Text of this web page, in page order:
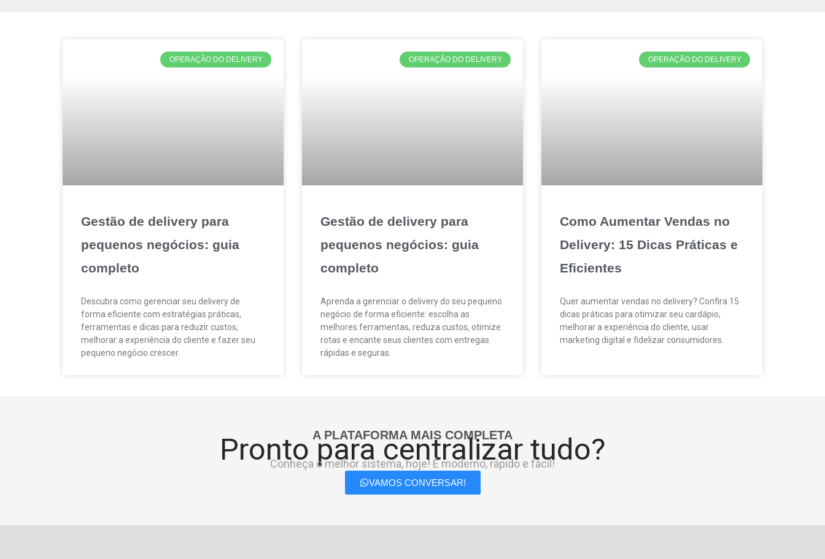
OPERAÇÃO DO DELIVERY
Gestão de delivery para
pequenos negócios: guia
completo
Descubra como gerenciar seu delivery de
forma eficiente com estratégias práticas,
ferramentas e dicas para reduzir custos,
melhorar a experiência do cliente e fazer seu
pequeno negócio crescer.
OPERAÇÃO DO DELIVERY
Gestão de delivery para
pequenos negócios: guia
completo
Aprenda a gerenciar o delivery do seu pequeno
negócio de forma eficiente: escolha as
melhores ferramentas, reduza custos, otimize
rotas e encante seus clientes com entregas
rápidas e seguras.
OPERAÇÃO DO DELIVERY
Como Aumentar Vendas no
Delivery: 15 Dicas Práticas e
Eficientes
Quer aumentar vendas no delivery? Confira 15
dicas práticas para otimizar seu cardápio,
melhorar a experiência do cliente, usar
marketing digital e fidelizar consumidores.
A PLATAFORMA MAIS COMPLETA
Pronto para centralizar tudo?
Conheça o melhor sistema, hoje! É moderno, rápido e fácil!
VAMOS CONVERSAR!